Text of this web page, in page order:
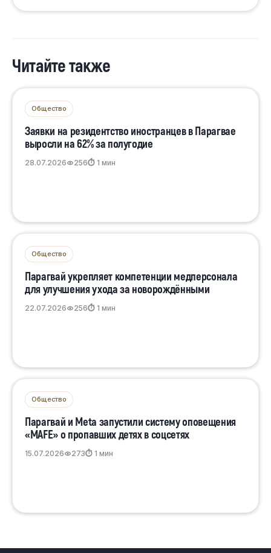
Читайте также
Общество
Заявки на резидентство иностранцев в Парагвае
выросли на 62% за полугодие
28.07.2026 256⏱ 1 мин
Общество
Парагвай укрепляет компетенции медперсонала
для улучшения ухода за новорождёнными
22.07.2026 256⏱ 1 мин
Общество
Парагвай и Meta запустили систему оповещения
«MAFE» о пропавших детях в соцсетях
15.07.2026 273⏱ 1 мин